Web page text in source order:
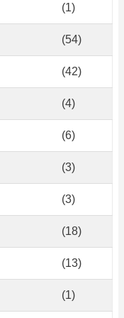
(1)
(54)
(42)
(4)
(6)
(3)
(3)
(18)
(13)
(1)